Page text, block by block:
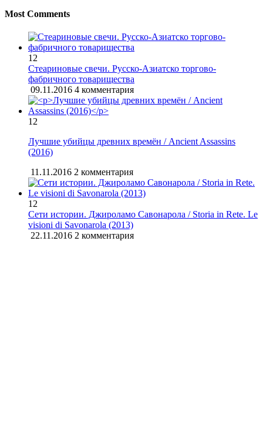
Most Comments
12
Стеариновые свечи. Русско-Азиатско торгово-
фабричного товарищества
09.11.2016 4 комментария
12
Лучшие убийцы древних времён / Ancient Assassins
(2016)
11.11.2016 2 комментария
12
Сети истории. Джироламо Савонарола / Storia in Rete. Le
visioni di Savonarola (2013)
22.11.2016 2 комментария